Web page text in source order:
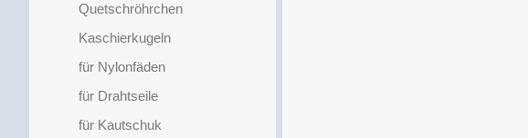
Quetschröhrchen
Kaschierkugeln
für Nylonfäden
für Drahtseile
für Kautschuk